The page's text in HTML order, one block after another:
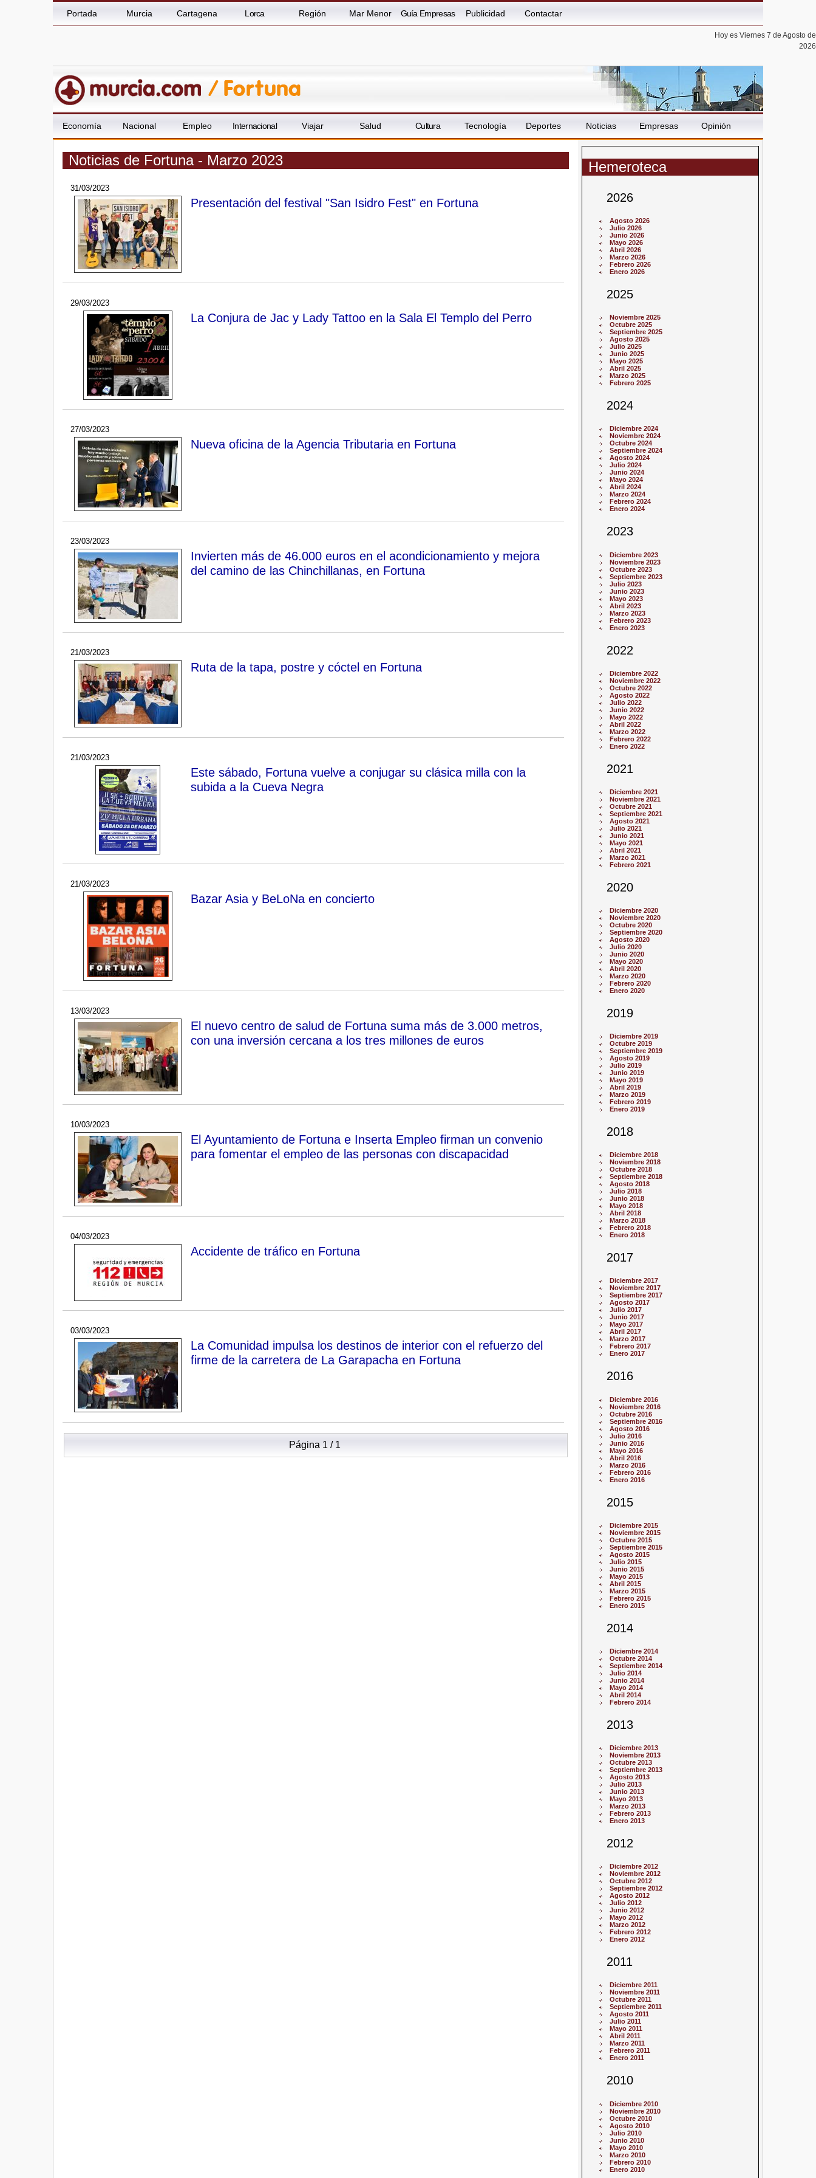
Portada Murcia Cartagena Lorca Región Mar Menor Guía Empresas Publicidad Contactar
Hoy es Viernes 7 de Agosto de
2026
Economía Nacional Empleo Internacional Viajar Salud Cultura Tecnología Deportes Noticias Empresas Opinión
Noticias de Fortuna - Marzo 2023
31/03/2023
Presentación del festival "San Isidro Fest" en Fortuna
29/03/2023
La Conjura de Jac y Lady Tattoo en la Sala El Templo del Perro
27/03/2023
Nueva oficina de la Agencia Tributaria en Fortuna
23/03/2023
Invierten más de 46.000 euros en el acondicionamiento y mejora
del camino de las Chinchillanas, en Fortuna
21/03/2023
Ruta de la tapa, postre y cóctel en Fortuna
21/03/2023
Este sábado, Fortuna vuelve a conjugar su clásica milla con la
subida a la Cueva Negra
21/03/2023
Bazar Asia y BeLoNa en concierto
13/03/2023
El nuevo centro de salud de Fortuna suma más de 3.000 metros,
con una inversión cercana a los tres millones de euros
10/03/2023
El Ayuntamiento de Fortuna e Inserta Empleo firman un convenio
para fomentar el empleo de las personas con discapacidad
04/03/2023
Accidente de tráfico en Fortuna
03/03/2023
La Comunidad impulsa los destinos de interior con el refuerzo del
firme de la carretera de La Garapacha en Fortuna
Página 1 / 1
Hemeroteca
2026
Agosto 2026
Julio 2026
Junio 2026
Mayo 2026
Abril 2026
Marzo 2026
Febrero 2026
Enero 2026
2025
Noviembre 2025
Octubre 2025
Septiembre 2025
Agosto 2025
Julio 2025
Junio 2025
Mayo 2025
Abril 2025
Marzo 2025
Febrero 2025
2024
Diciembre 2024
Noviembre 2024
Octubre 2024
Septiembre 2024
Agosto 2024
Julio 2024
Junio 2024
Mayo 2024
Abril 2024
Marzo 2024
Febrero 2024
Enero 2024
2023
Diciembre 2023
Noviembre 2023
Octubre 2023
Septiembre 2023
Julio 2023
Junio 2023
Mayo 2023
Abril 2023
Marzo 2023
Febrero 2023
Enero 2023
2022
Diciembre 2022
Noviembre 2022
Octubre 2022
Agosto 2022
Julio 2022
Junio 2022
Mayo 2022
Abril 2022
Marzo 2022
Febrero 2022
Enero 2022
2021
Diciembre 2021
Noviembre 2021
Octubre 2021
Septiembre 2021
Agosto 2021
Julio 2021
Junio 2021
Mayo 2021
Abril 2021
Marzo 2021
Febrero 2021
2020
Diciembre 2020
Noviembre 2020
Octubre 2020
Septiembre 2020
Agosto 2020
Julio 2020
Junio 2020
Mayo 2020
Abril 2020
Marzo 2020
Febrero 2020
Enero 2020
2019
Diciembre 2019
Octubre 2019
Septiembre 2019
Agosto 2019
Julio 2019
Junio 2019
Mayo 2019
Abril 2019
Marzo 2019
Febrero 2019
Enero 2019
2018
Diciembre 2018
Noviembre 2018
Octubre 2018
Septiembre 2018
Agosto 2018
Julio 2018
Junio 2018
Mayo 2018
Abril 2018
Marzo 2018
Febrero 2018
Enero 2018
2017
Diciembre 2017
Noviembre 2017
Septiembre 2017
Agosto 2017
Julio 2017
Junio 2017
Mayo 2017
Abril 2017
Marzo 2017
Febrero 2017
Enero 2017
2016
Diciembre 2016
Noviembre 2016
Octubre 2016
Septiembre 2016
Agosto 2016
Julio 2016
Junio 2016
Mayo 2016
Abril 2016
Marzo 2016
Febrero 2016
Enero 2016
2015
Diciembre 2015
Noviembre 2015
Octubre 2015
Septiembre 2015
Agosto 2015
Julio 2015
Junio 2015
Mayo 2015
Abril 2015
Marzo 2015
Febrero 2015
Enero 2015
2014
Diciembre 2014
Octubre 2014
Septiembre 2014
Julio 2014
Junio 2014
Mayo 2014
Abril 2014
Febrero 2014
2013
Diciembre 2013
Noviembre 2013
Octubre 2013
Septiembre 2013
Agosto 2013
Julio 2013
Junio 2013
Mayo 2013
Marzo 2013
Febrero 2013
Enero 2013
2012
Diciembre 2012
Noviembre 2012
Octubre 2012
Septiembre 2012
Agosto 2012
Julio 2012
Junio 2012
Mayo 2012
Marzo 2012
Febrero 2012
Enero 2012
2011
Diciembre 2011
Noviembre 2011
Octubre 2011
Septiembre 2011
Agosto 2011
Julio 2011
Mayo 2011
Abril 2011
Marzo 2011
Febrero 2011
Enero 2011
2010
Diciembre 2010
Noviembre 2010
Octubre 2010
Agosto 2010
Julio 2010
Junio 2010
Mayo 2010
Marzo 2010
Febrero 2010
Enero 2010